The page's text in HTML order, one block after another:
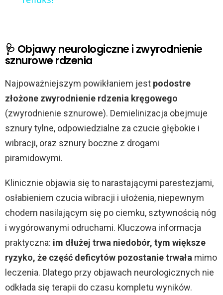
🩺 Objawy neurologiczne i zwyrodnienie
sznurowe rdzenia
Najpoważniejszym powikłaniem jest podostre
złożone zwyrodnienie rdzenia kręgowego
(zwyrodnienie sznurowe). Demielinizacja obejmuje
sznury tylne, odpowiedzialne za czucie głębokie i
wibracji, oraz sznury boczne z drogami
piramidowymi.
Klinicznie objawia się to narastającymi parestezjami,
osłabieniem czucia wibracji i ułożenia, niepewnym
chodem nasilającym się po ciemku, sztywnością nóg
i wygórowanymi odruchami. Kluczowa informacja
praktyczna: im dłużej trwa niedobór, tym większe
ryzyko, że część deficytów pozostanie trwała mimo
leczenia. Dlatego przy objawach neurologicznych nie
odkłada się terapii do czasu kompletu wyników.